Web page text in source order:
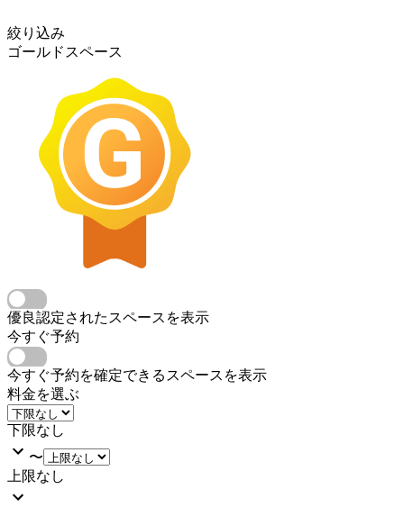
絞り込み
ゴールドスペース
優良認定されたスペースを表示
今すぐ予約
今すぐ予約を確定できるスペースを表示
料金を選ぶ
下限なし
〜
上限なし